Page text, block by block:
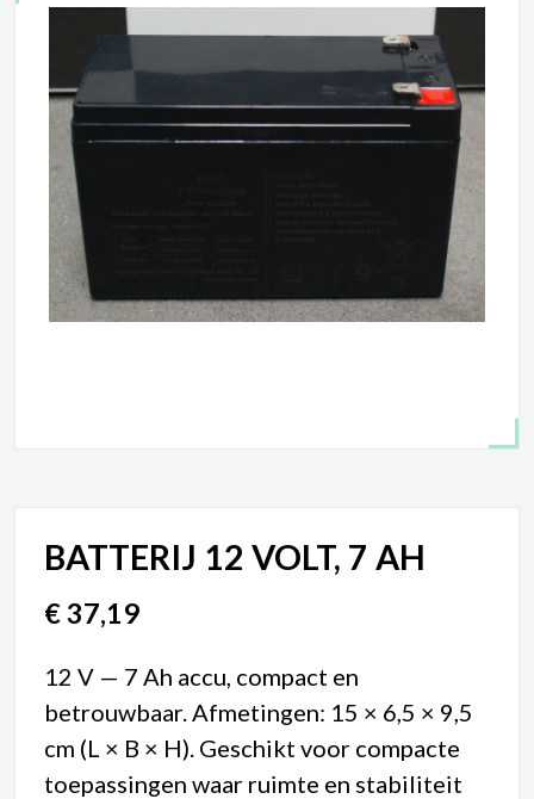
BATTERIJ 12 VOLT, 7 AH
€37,19
12 V — 7 Ah accu, compact en
betrouwbaar. Afmetingen: 15 × 6,5 × 9,5
cm (L × B × H). Geschikt voor compacte
toepassingen waar ruimte en stabiliteit